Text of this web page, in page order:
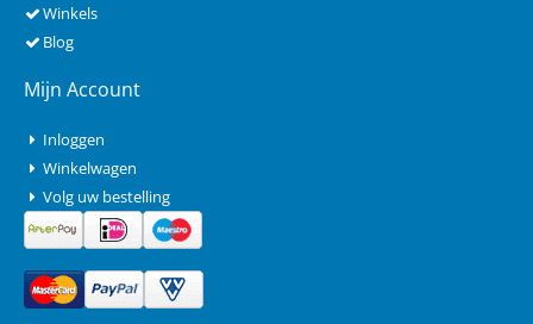
Winkels
Blog
Mijn Account
Inloggen
Winkelwagen
Volg uw bestelling